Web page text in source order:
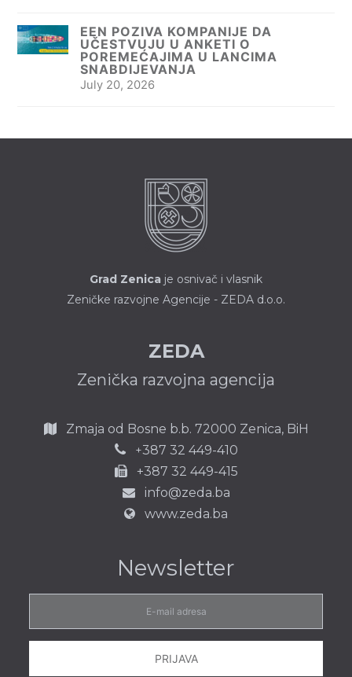
EEN POZIVA KOMPANIJE DA
UČESTVUJU U ANKETI O
POREMEĆAJIMA U LANCIMA
SNABDIJEVANJA
July 20, 2026
Grad Zenica je osnivač i vlasnik
Zeničke razvojne Agencije - ZEDA d.o.o.
ZEDA
Zenička razvojna agencija
Zmaja od Bosne b.b. 72000 Zenica, BiH
+387 32 449-410
+387 32 449-415
info@zeda.ba
www.zeda.ba
Newsletter
mail
adresa
PRIJAVA